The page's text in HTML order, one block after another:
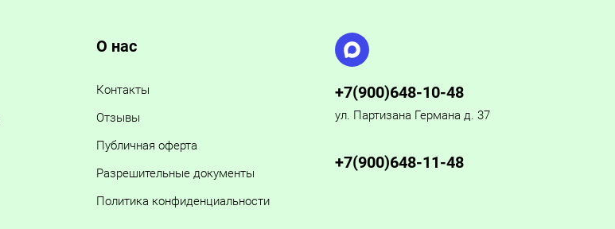
О нас
Контакты
Отзывы
Публичная оферта
Разрешительные документы
Политика конфиденциальности
+7(900)648-10-48
ул. Партизана Германа д. 37
+7(900)648-11-48